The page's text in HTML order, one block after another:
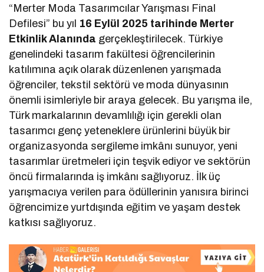
“Merter Moda Tasarımcılar Yarışması Final
Defilesi” bu yıl 16 Eylül 2025 tarihinde Merter
Etkinlik Alanında gerçekleştirilecek. Türkiye
genelindeki tasarım fakültesi öğrencilerinin
katılımına açık olarak düzenlenen yarışmada
öğrenciler, tekstil sektörü ve moda dünyasının
önemli isimleriyle bir araya gelecek. Bu yarışma ile,
Türk markalarının devamlılığı için gerekli olan
tasarımcı genç yeteneklere ürünlerini büyük bir
organizasyonda sergileme imkânı sunuyor, yeni
tasarımlar üretmeleri için teşvik ediyor ve sektörün
öncü firmalarında iş imkânı sağlıyoruz. İlk üç
yarışmacıya verilen para ödüllerinin yanısıra birinci
öğrencimize yurtdışında eğitim ve yaşam destek
katkısı sağlıyoruz.